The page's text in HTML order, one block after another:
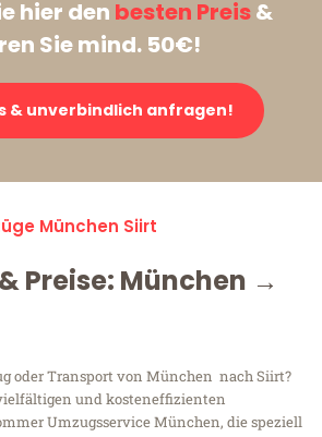
hier den besten Preis&
Sie mind. 50€!
& unverbindlich anfragen!
München Siirt
Preise: München →
oder Transport von München nach Siirt?
und kosteneffizienten
Umzugsservice München, die speziell